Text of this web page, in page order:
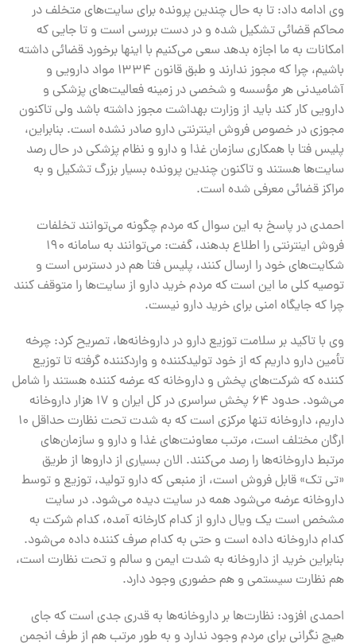
وی ادامه داد: تا به حال چندین پرونده برای سایت‌های متخلف در
محاکم قضائی تشکیل شده و در دست بررسی است و تا جایی که
امکانات به ما اجازه بدهد سعی می‌کنیم با اینها برخورد قضائی داشته
باشیم، چرا که مجوز ندارند و طبق قانون ۱۳۳۴ مواد دارویی و
آشامیدنی هر مؤسسه و شخصی در زمینه فعالیت‌های پزشکی و
دارویی کار کند باید از وزارت بهداشت مجوز داشته باشد ولی تاکنون
مجوزی در خصوص فروش اینترنتی دارو صادر نشده است. بنابراین،
پلیس فتا با همکاری سازمان غذا و دارو و نظام پزشکی در حال رصد
سایت‌ها هستند و تاکنون چندین پرونده بسیار بزرگ تشکیل و به
مراکز قضائی معرفی شده است.
احمدی در پاسخ به این سوال که مردم چگونه می‌توانند تخلفات
فروش اینترنتی را اطلاع بدهند، گفت: می‌توانند به سامانه ۱۹۰
شکایت‌های خود را ارسال کنند، پلیس فتا هم در دسترس است و
توصیه کلی ما این است که مردم خرید دارو از سایت‌ها را متوقف کنند
چرا که جایگاه امنی برای خرید دارو نیست.
وی با تاکید بر سلامت توزیع دارو در داروخانه‌ها، تصریح کرد: چرخه
تأمین دارو داریم که از خود تولیدکننده و واردکننده گرفته تا توزیع
کننده که شرکت‌های پخش و داروخانه که عرضه کننده هستند را شامل
می‌شود. حدود ۶۴ پخش سراسری در کل ایران و ۱۷ هزار داروخانه
داریم، داروخانه تنها مرکزی است که به شدت تحت نظارت حداقل ۱۰
ارگان مختلف است، مرتب معاونت‌های غذا و دارو و سازمان‌های
مرتبط داروخانه‌ها را رصد می‌کنند. الان بسیاری از داروها از طریق
«تی تک» قابل فروش است، از منبعی که دارو تولید، توزیع و توسط
داروخانه عرضه می‌شود همه در سایت دیده می‌شود. در سایت
مشخص است یک ویال دارو از کدام کارخانه آمده، کدام شرکت به
کدام داروخانه داده است و حتی به کدام صرف کننده داده می‌شود.
بنابراین خرید از داروخانه به شدت ایمن و سالم و تحت نظارت است،
هم نظارت سیستمی و هم حضوری وجود دارد.
احمدی افزود: نظارت‌ها بر داروخانه‌ها به قدری جدی است که جای
هیچ نگرانی برای مردم وجود ندارد و به طور مرتب هم از طرف انجمن